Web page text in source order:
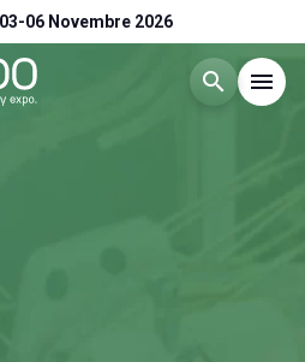
03-06 Novembre 2026
search menu